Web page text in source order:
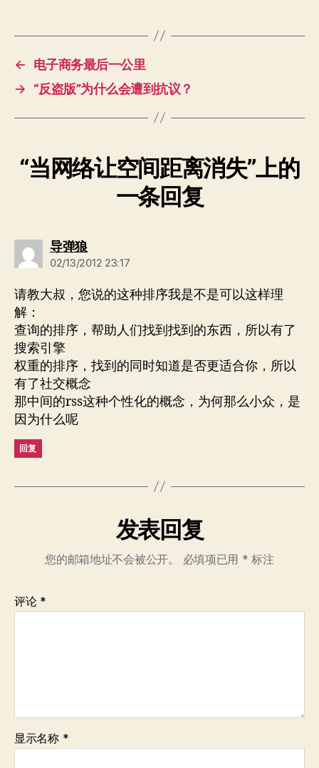
←
电子商务最后一公里
→
“反盗版”为什么会遭到抗议？
“当网络让空间距离消失”上的
一条回复
导弹狼说：
02/13/2012 23:17
请教大叔，您说的这种排序我是不是可以这样理
解：
查询的排序，帮助人们找到找到的东西，所以有了
搜索引擎
权重的排序，找到的同时知道是否更适合你，所以
有了社交概念
那中间的rss这种个性化的概念，为何那么小众，是
因为什么呢
回复
发表回复
您的邮箱地址不会被公开。 必填项已用 * 标注
评论 *
显示名称 *